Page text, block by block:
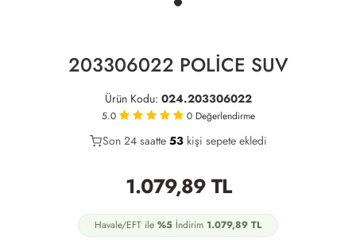
203306022 POLİCE SUV
Ürün Kodu: 024.203306022
5.0 0 Değerlendirme
32
Son 24 saatte 53kişi sepete ekledi
23
1.079,89TL
Havale/EFT ile %5 İndirim 1.079,89 TL